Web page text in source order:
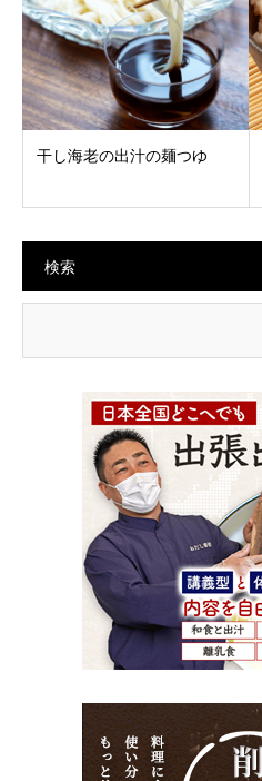
干し海老の出汁の麺つゆ
検索